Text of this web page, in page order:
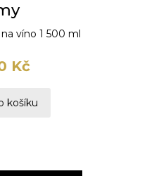
víno 1 500 ml
Kč
košíku